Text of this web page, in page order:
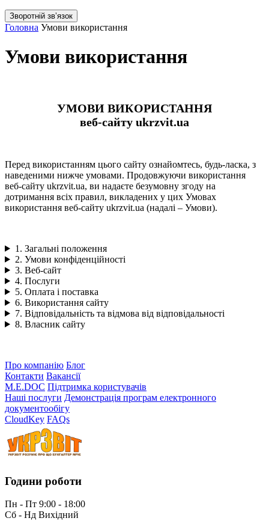
Зворотній звʼязок
Головна Умови використання
Умови використання
УМОВИ ВИКОРИСТАННЯ
веб-сайту ukrzvit.ua
Перед використанням цього сайту ознайомтесь, будь-ласка, з
наведеними нижче умовами. Продовжуючи використання
веб-сайту ukrzvit.ua, ви надаєте безумовну згоду на
дотримання всіх правил, викладених у цих Умовах
використання веб-сайту ukrzvit.ua (надалі – Умови).
1. Загальні положення
2. Умови конфіденційності
3. Веб-сайт
4. Послуги
5. Оплата і поставка
6. Використання сайту
7. Відповідальність та відмова від відповідальності
8. Власник сайту
Про компанію Блог
Контакти Вакансії
M.E.DOC Підтримка користувачів
Наші послуги Демонстрація програм електронного
документообігу
CloudKey FAQs
Години роботи
Пн - Пт 9:00 - 18:00
Сб - Нд Вихідний